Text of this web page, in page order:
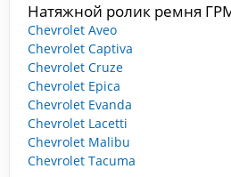
Натяжной ролик ремня
Chevrolet Aveo
Chevrolet Captiva
Chevrolet Cruze
Chevrolet Epica
Chevrolet Evanda
Chevrolet Lacetti
Chevrolet Malibu
Chevrolet Tacuma